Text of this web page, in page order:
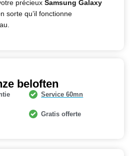
précieuxSamsung Galaxy
sorte qu’il fonctionne
beloften
Service 60mn
Gratis offerte